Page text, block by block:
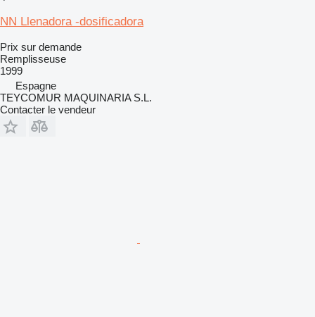
NN Llenadora -dosificadora
Prix sur demande
Remplisseuse
1999
Espagne
TEYCOMUR MAQUINARIA S.L.
Contacter le vendeur